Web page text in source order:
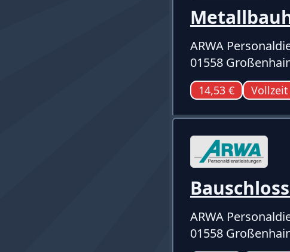
ARWA
01558
14,53 € Vollzeit
ARWA
01558